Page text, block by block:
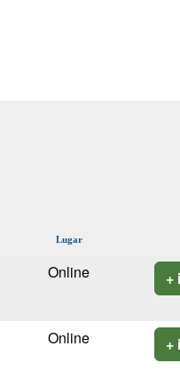
Lugar
Online +
Online +